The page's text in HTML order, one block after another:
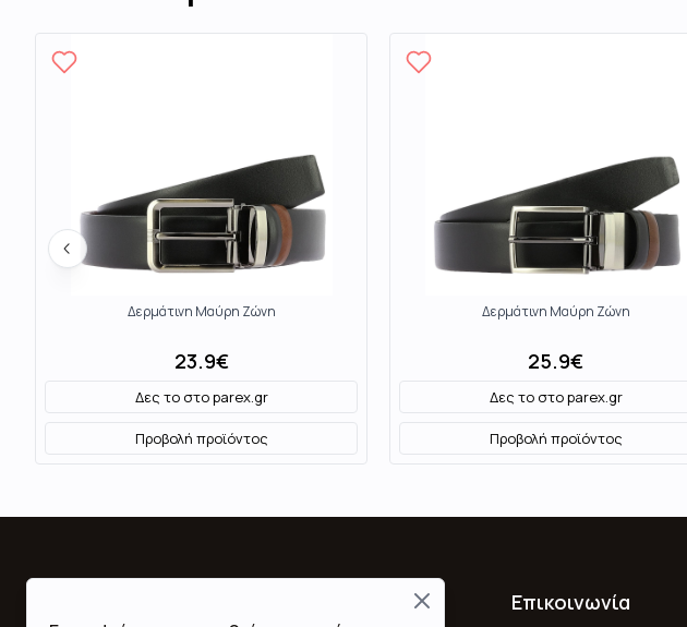
Close
Δερμάτινη Μαύρη Ζώνη
23.9€
Δες το στοparex.gr
Προβολή προϊόντος
Δερμάτινη Μαύρη Ζώνη
25.9€
Δες το στοparex.gr
Προβολή προϊόντος
Επικοινωνία